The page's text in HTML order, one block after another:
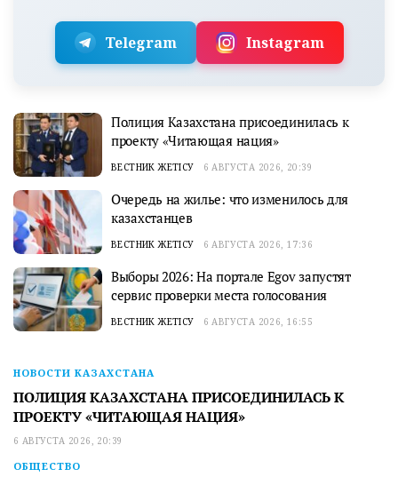
Telegram Instagram
Полиция Казахстана присоединилась к
проекту «Читающая нация»
ВЕСТНИК ЖЕТІСУ 6 АВГУСТА 2026, 20:39
Очередь на жилье: что изменилось для
казахстанцев
ВЕСТНИК ЖЕТІСУ 6 АВГУСТА 2026, 17:36
Выборы 2026: На портале Egov запустят
сервис проверки места голосования
ВЕСТНИК ЖЕТІСУ 6 АВГУСТА 2026, 16:55
НОВОСТИ КАЗАХСТАНА
ПОЛИЦИЯ КАЗАХСТАНА ПРИСОЕДИНИЛАСЬ К
ПРОЕКТУ «ЧИТАЮЩАЯ НАЦИЯ»
6 АВГУСТА 2026, 20:39
ОБЩЕСТВО